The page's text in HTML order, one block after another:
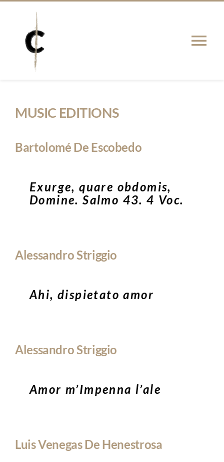
content
NEWS
PUBLICATIONS
MUSIC EDITIONS
Bartolomé De Escobedo
Exurge, quare obdomis,
Domine. Salmo 43. 4 Voc.
Alessandro Striggio
Ahi, dispietato amor
Alessandro Striggio
Amor m’Impenna l’ale
Luis Venegas De Henestrosa